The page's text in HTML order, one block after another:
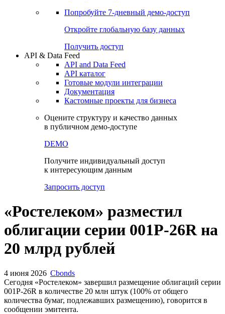
Попробуйте 7-дневный демо-доступ
Откройте глобальную базу данных
Получить доступ
API & Data Feed
API and Data Feed
API каталог
Готовые модули интеграции
Документация
Кастомные проекты для бизнеса
Оцените структуру и качество данных
в публичном демо-доступе
DEMO
Получите индивидуальный доступ
к интересующим данным
Запросить доступ
«Ростелеком» разместил
облигации серии 001P-26R на
20 млрд рублей
4 июня 2026 Cbonds
Сегодня «Ростелеком» завершил размещение облигаций серии
001P-26R в количестве 20 млн штук (100% от общего
количества бумаг, подлежавших размещению), говорится в
сообщении эмитента.